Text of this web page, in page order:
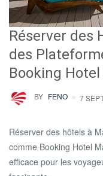
Réserver des
des
Booking
BY FENO 7
Réserver des hôtels à
comme Booking Hotel
efficace pour les